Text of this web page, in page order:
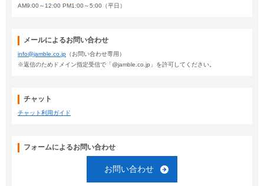
AM9:00～12:00 PM1:00～5:00（平日）
メールによるお問い合わせ
info@jamble.co.jp （お問い合わせ専用）
※返信のためドメイン指定受信で「@jamble.co.jp」を許可してください。
チャット
チャット利用ガイド
フォームによるお問い合わせ
お問い合わせ